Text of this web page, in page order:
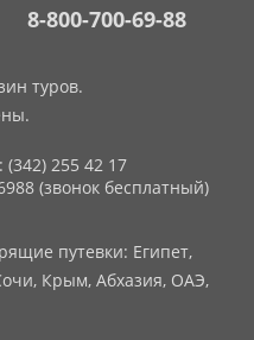
8-800-700-69-88
туров.
(342) 255 42 17
(звонок бесплатный)
путевки: Египет,
Крым, Абхазия, ОАЭ,